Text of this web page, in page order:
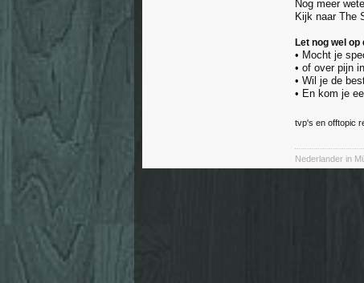
Nog meer
Kijk naar The
Let nog wel
• Mocht je
• of over pijn
• Wil je de
• En kom je
tvp's en offtopic
Nederlander in